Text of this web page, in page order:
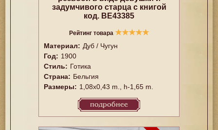
задумчивого старца с книгой
код. BE43385
Рейтинг товара ★★★★★
Материал: Дуб / Чугун
Год: 1900
Стиль: Готика
Страна: Бельгия
Размеры: 1,08x0,43 m., h-1,65 m.
подробнее